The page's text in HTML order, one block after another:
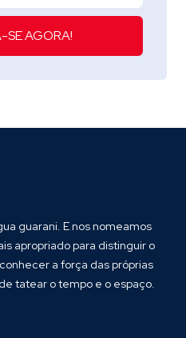
SE AGORA!
guarani. E nos nomeamos
apropriado para distinguir o
a força das próprias
tatear o tempo e o espaço.